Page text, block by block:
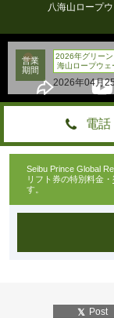
八海山ロープ
営業
期間
2026年グリーン
海山ロープウェ
2026年04月
電話
Seibu Prince Global
リフト券の特別料金・
す。
Post